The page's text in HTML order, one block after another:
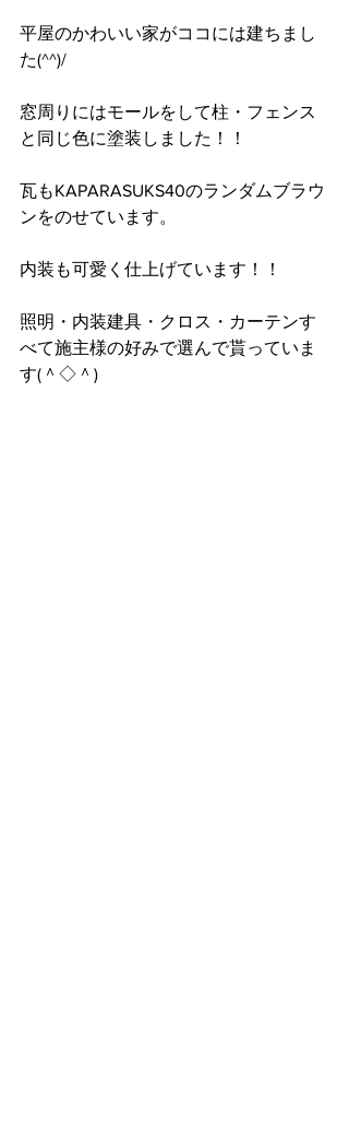
平屋のかわいい家がココには建ちまし
た(^^)/
窓周りにはモールをして柱・フェンス
と同じ色に塗装しました！！
瓦もKAPARASUKS40のランダムブラウ
ンをのせています。
内装も可愛く仕上げています！！
照明・内装建具・クロス・カーテンす
べて施主様の好みで選んで貰っていま
す(＾◇＾)